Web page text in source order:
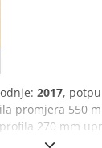
2017,
promjera 550
270 mm